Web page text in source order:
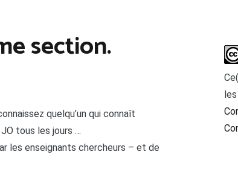
section.
quelqu’un qui connaît
tous les jours …
les enseignants chercheurs – et de